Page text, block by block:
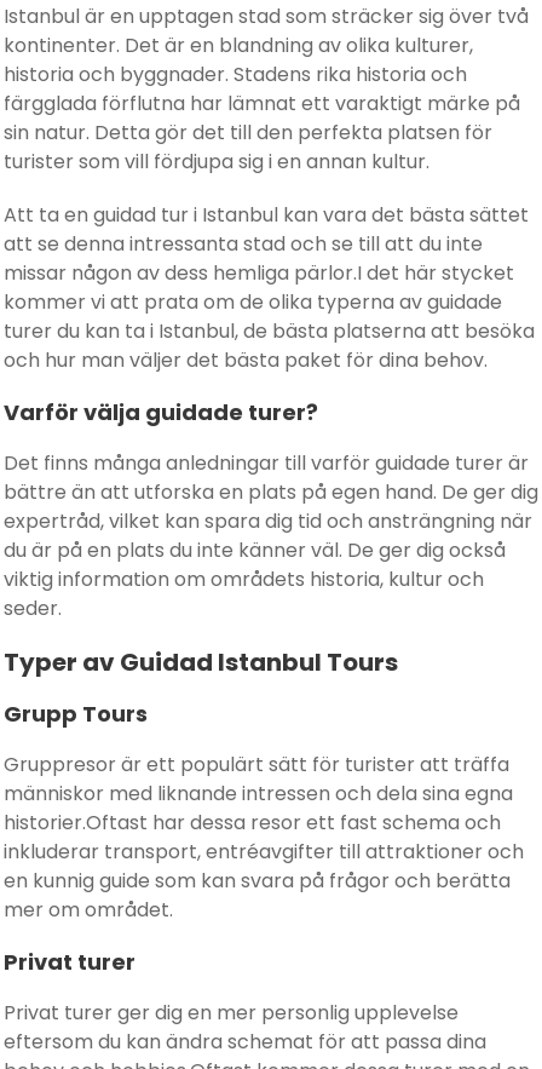
Istanbul är en upptagen stad som sträcker sig över två
kontinenter. Det är en blandning av olika kulturer,
historia och byggnader. Stadens rika historia och
färgglada förflutna har lämnat ett varaktigt märke på
sin natur. Detta gör det till den perfekta platsen för
turister som vill fördjupa sig i en annan kultur.
Att ta en guidad tur i Istanbul kan vara det bästa sättet
att se denna intressanta stad och se till att du inte
missar någon av dess hemliga pärlor.I det här stycket
kommer vi att prata om de olika typerna av guidade
turer du kan ta i Istanbul, de bästa platserna att besöka
och hur man väljer det bästa paket för dina behov.
Varför välja guidade turer?
Det finns många anledningar till varför guidade turer är
bättre än att utforska en plats på egen hand. De ger dig
expertråd, vilket kan spara dig tid och ansträngning när
du är på en plats du inte känner väl. De ger dig också
viktig information om områdets historia, kultur och
seder.
Typer av Guidad Istanbul Tours
Grupp Tours
Gruppresor är ett populärt sätt för turister att träffa
människor med liknande intressen och dela sina egna
historier.Oftast har dessa resor ett fast schema och
inkluderar transport, entréavgifter till attraktioner och
en kunnig guide som kan svara på frågor och berätta
mer om området.
Privat turer
Privat turer ger dig en mer personlig upplevelse
eftersom du kan ändra schemat för att passa dina